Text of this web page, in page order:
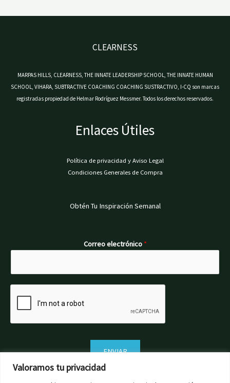
Valoramos tu privacidad
CLEARNESS
MARPAS HILLS, CLEARNESS, THE INNATE LEADERSHIP SCHOOL, THE INNATE HUMAN
SCHOOL, VIHARA, SUBTRACTIVE COACHING COACHING SUSTRACTIVO, I-CQ son marcas
registradas propiedad de Helmar Rodríguez Messmer. Todos los derechos reservados.
Enlaces Útiles
Política de privacidad y Aviso Legal
Condiciones Generales de Compra
Obtén Tu Inspiración Semanal
Correo electrónico *
ENVIAR